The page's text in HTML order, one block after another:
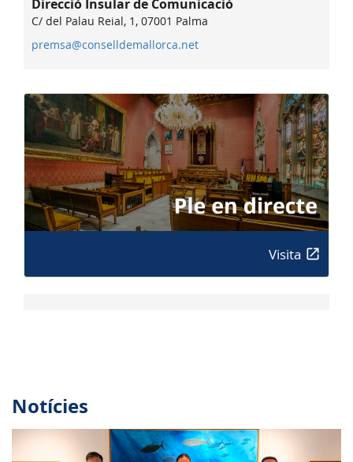
Direcció Insular de Comunicació
C/ del Palau Reial, 1, 07001 Palma
premsa@conselldemallorca.net
Visita
Notícies